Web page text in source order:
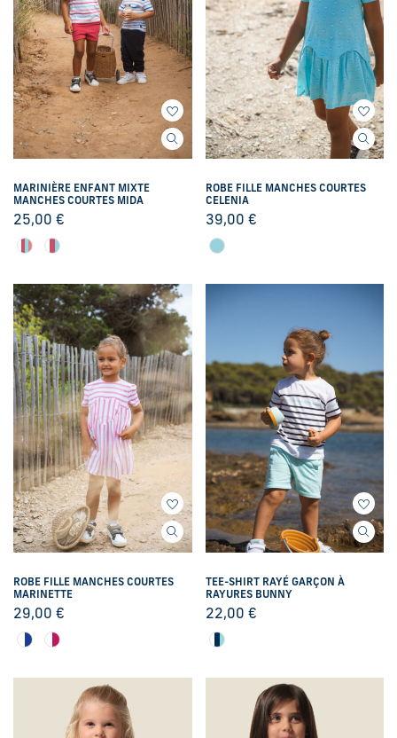
MARINIÈRE ENFANT MIXTE
MANCHES COURTES MIDA
25,00 €
ROBE FILLE MANCHES COURTES
CELENIA
39,00 €
ROBE FILLE MANCHES COURTES
MARINETTE
29,00 €
TEE-SHIRT RAYÉ GARÇON À
RAYURES BUNNY
22,00 €